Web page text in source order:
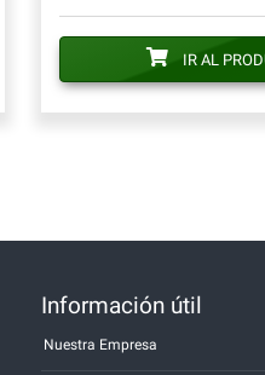
IR AL
Información útil
Nuestra Empresa